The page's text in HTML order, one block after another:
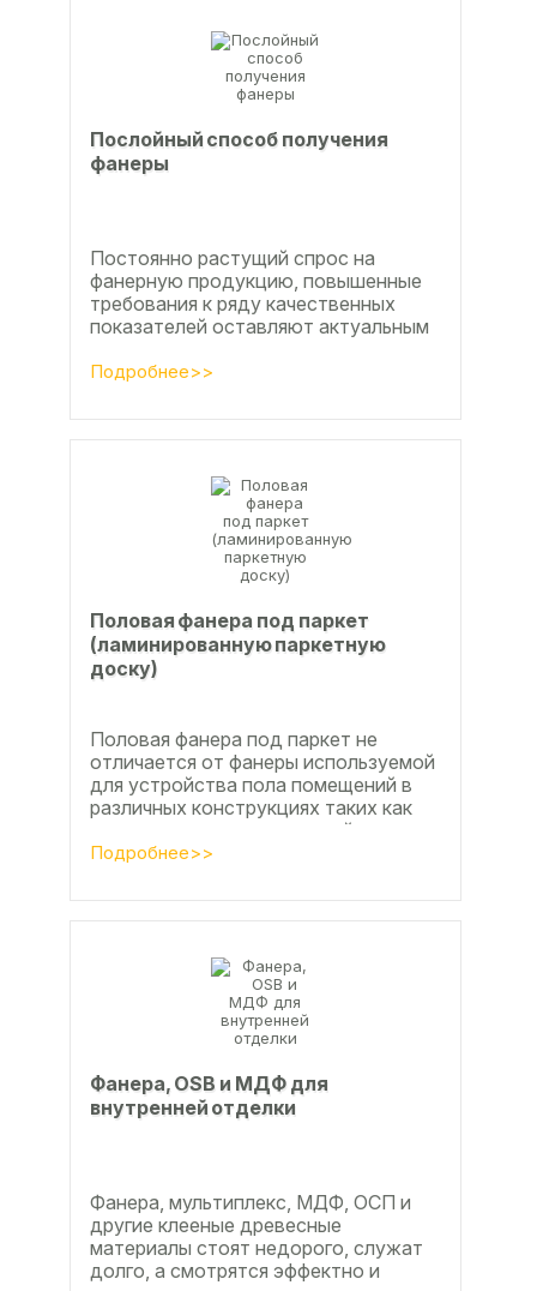
Послойный способ получения
фанеры
Постоянно растущий спрос на
фанерную продукцию, повышенные
требования к ряду качественных
показателей оставляют актуальным
технологии производства клееной...
Подробнее>>
Половая фанера под паркет
(ламинированную паркетную
доску)
Половая фанера под паркет не
отличается от фанеры используемой
для устройства пола помещений в
различных конструкциях таких как
ламинат из ламинированной
паркетной доски, а так же...
Подробнее>>
Фанера, OSB и МДФ для
внутренней отделки
Фанера, мультиплекс, МДФ, ОСП и
другие клееные древесные
материалы стоят недорого, служат
долго, а смотрятся эффектно и